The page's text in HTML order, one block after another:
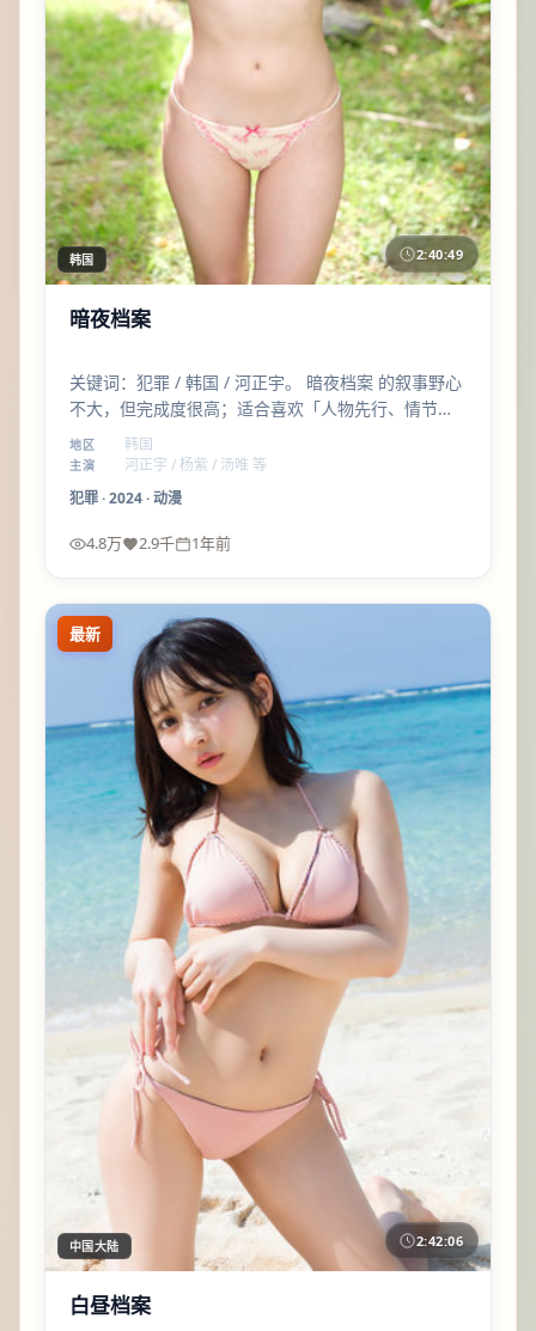
韩国 2:40:49
暗夜档案
关键词：犯罪 / 韩国 / 河正宇。 暗夜档案 的叙事野心
不大，但完成度很高；适合喜欢「人物先行、情节后
至」的观众。
地区 韩国
主演
河正宇 / 杨紫 / 汤唯 等
犯罪·2024·动漫
4.8万 2.9千 1年前
最新
中国大陆 2:42:06
白昼档案